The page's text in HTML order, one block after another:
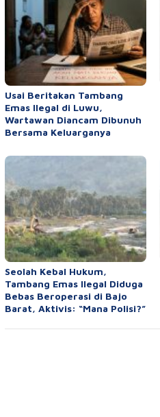
Usai Beritakan Tambang
Emas Ilegal di Luwu,
Wartawan Diancam Dibunuh
Bersama Keluarganya
Seolah Kebal Hukum,
Tambang Emas Ilegal Diduga
Bebas Beroperasi di Bajo
Barat, Aktivis: “Mana Polisi?”